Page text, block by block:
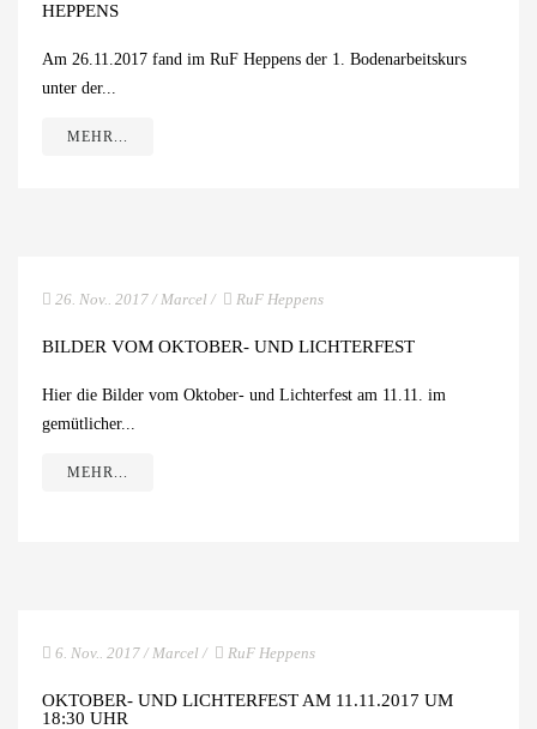
HEPPENS
Am 26.11.2017 fand im RuF Heppens der 1. Bodenarbeitskurs
unter der...
MEHR...
26. Nov.. 2017 / Marcel / RuF Heppens
BILDER VOM OKTOBER- UND LICHTERFEST
Hier die Bilder vom Oktober- und Lichterfest am 11.11. im
gemütlicher...
MEHR...
6. Nov.. 2017 / Marcel / RuF Heppens
OKTOBER- UND LICHTERFEST AM 11.11.2017 UM
18:30 UHR